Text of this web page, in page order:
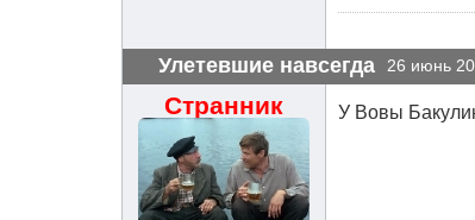
Улетевшие навсегда 26 июнь
Странник У Вовы